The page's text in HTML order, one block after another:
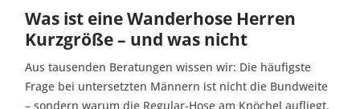
Was ist eine Wanderhose Herren
Kurzgröße – und was nicht
Aus tausenden Beratungen wissen wir: Die häufigste
Frage bei untersetzten Männern ist nicht die Bundweite
– sondern warum die Regular-Hose am Knöchel aufliegt.